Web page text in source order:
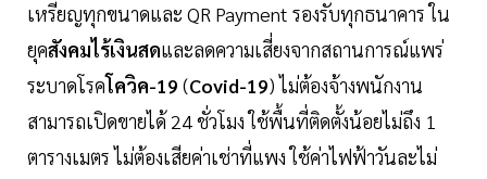
เหรียญทุกขนาดและ QR Payment รองรับทุกธนาคาร ใน
ยุคสังคมไร้เงินสดและลดความเสี่ยงจากสถานการณ์แพร่
ระบาดโรคโควิค-19 (Covid-19) ไม่ต้องจ้างพนักงาน
สามารถเปิดขายได้ 24 ชั่วโมง ใช้พื้นที่ติดตั้งน้อยไม่ถึง 1
ตารางเมตร ไม่ต้องเสียค่าเช่าที่แพง ใช้ค่าไฟฟ้าวันละไม่